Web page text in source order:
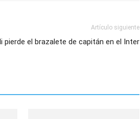
Artículo siguiente
pierde el brazalete de capitán en el Inter